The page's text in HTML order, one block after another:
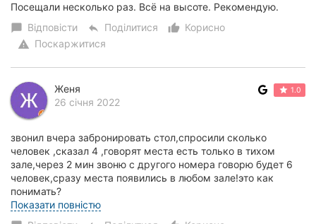
Посещали несколько раз. Всё на высоте. Рекомендую.
chat_bubble Відповісти reply Поділитися thumb_up_alt
Корисно
warning Поскаржитися
Женя
26 січня 2022
1.0
звонил вчера забронировать стол,спросили сколько
человек ,сказал 4 ,говорят места есть только в тихом
зале,через 2 мин звоню с другого номера говорю будет 6
человек,сразу места появились в любом зале!это как
понимать?
потом был конфликт с охраной ,и...
Показати повністю